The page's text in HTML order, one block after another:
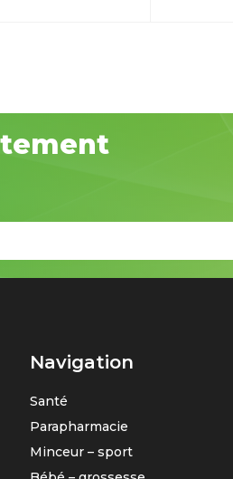
Navigation
Santé
Parapharmacie
Minceur – sport